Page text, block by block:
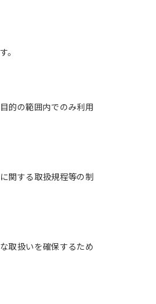
。
的の範囲内でのみ利用
関する取扱規程等の制
取扱いを確保するため